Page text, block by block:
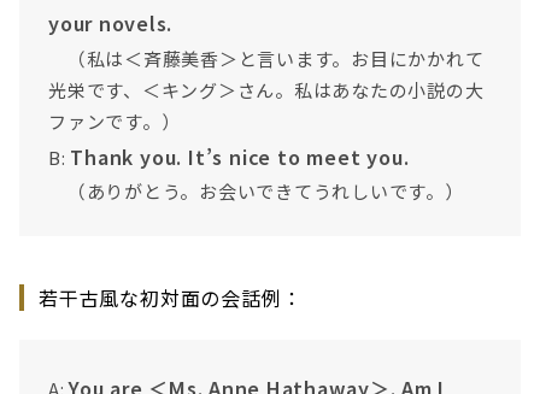
your novels.
（私は＜斉藤美香＞と言います。お目にかかれて
光栄です、＜キング＞さん。私はあなたの小説の大
ファンです。）
B: Thank you. It’s nice to meet you.
（ありがとう。お会いできてうれしいです。）
若干古風な初対面の会話例：
A:You are ＜Ms. Anne Hathaway＞. Am I